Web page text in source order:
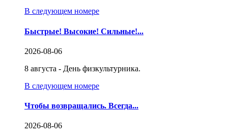
В следующем номере
Быстрые! Высокие! Сильные!...
2026-08-06
8 августа - День физкультурника.
В следующем номере
Чтобы возвращались. Всегда...
2026-08-06